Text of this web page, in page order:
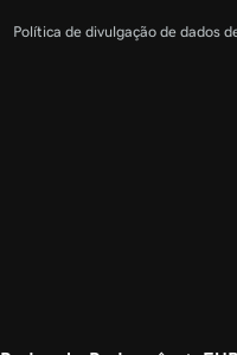
Política de divulgação de dados